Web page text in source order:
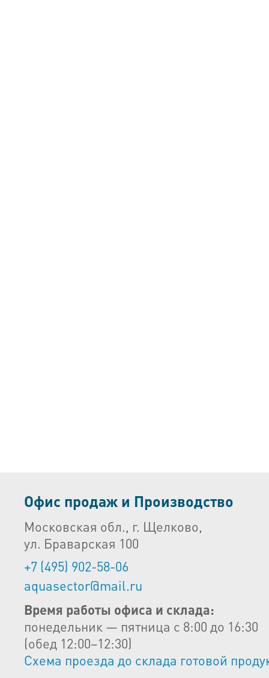
Офис продаж и Производство
Московская обл., г. Щелково,
ул. Браварская 100
+7 (495) 902-58-06
aquasector@mail.ru
Время работы офиса и склада:
понедельник — пятница с 8:00 до 16:30
(обед 12:00–12:30)
Схема проезда до склада готовой